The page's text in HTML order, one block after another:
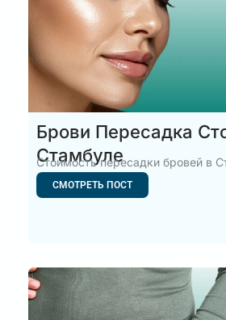
Брови Пересадка
Стамбуле
Стоимость пересадки бровей в
из самых частых
СМОТРЕТЬ ПОСТ